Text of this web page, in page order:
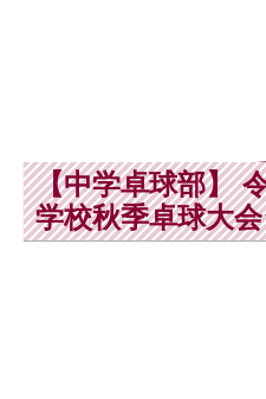
【中学卓球部】
学校秋季卓球大